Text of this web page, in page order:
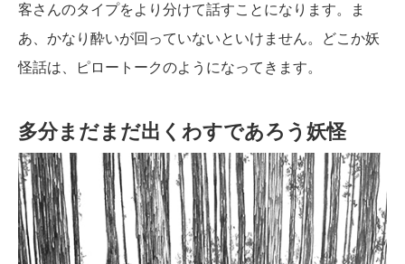
客さんのタイプをより分けて話すことになります。ま
あ、かなり酔いが回っていないといけません。どこか妖
怪話は、ピロートークのようになってきます。
多分まだまだ出くわすであろう妖怪